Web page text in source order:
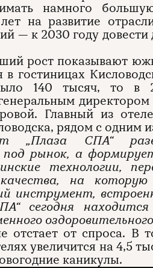
намного
на развитие
— к 2030 году
рост показывают
в гостиницах
140 тысяч, то в
Главный из
рядом с одним
„Плаза СПА“
рынок, а
технологии,
на
инструмент,
“сегодня
отстает от спроса. В
увеличится на 4,5
каникулы.